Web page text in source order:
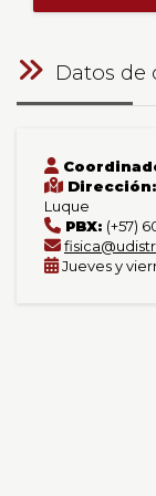
Datos de
Dirección:
Luque
PBX: (+57)
Jueves y